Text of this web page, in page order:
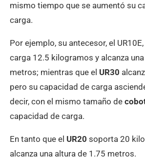
mismo tiempo que se aumentó su
carga.
Por ejemplo, su antecesor, el
carga 12.5 kilogramos y alcanza
metros; mientras que el UR30
pero su capacidad de carga
decir, con el mismo tamaño de
capacidad de carga.
En tanto que el UR20 soporta 20
alcanza una altura de 1.75 metros.